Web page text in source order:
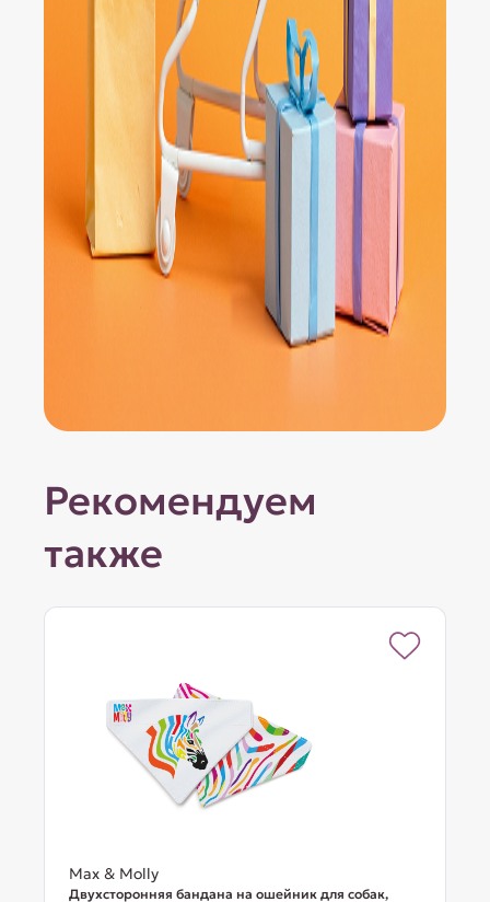
Рекомендуем
также
Max & Molly
Двухсторонняя бандана на ошейник для собак,